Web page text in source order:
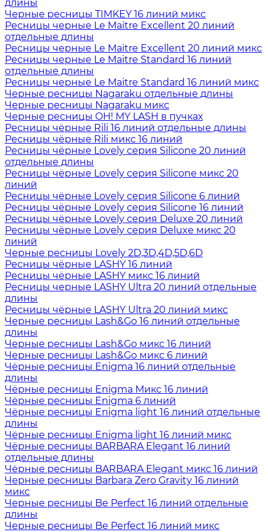
длины
Черные ресницы TIMKEY 16 линий микс
Ресницы черные Le Maitre Excellent 20 линий
отдельные длины
Ресницы черные Le Maitre Excellent 20 линий микс
Ресницы черные Le Maitre Standard 16 линий
отдельные длины
Ресницы черные Le Maitre Standard 16 линий микс
Черные ресницы Nagaraku отдельные длины
Черные ресницы Nagaraku микс
Черные ресницы OH! MY LASH в пучках
Ресницы чёрные Rili 16 линий отдельные длины
Ресницы чёрные Rili микс 16 линий
Ресницы чёрные Lovely серия Silicone 20 линий
отдельные длины
Ресницы чёрные Lovely серия Silicone микс 20
линий
Ресницы чёрные Lovely серия Silicone 6 линий
Ресницы чёрные Lovely серия Silicone 16 линий
Ресницы чёрные Lovely серия Deluxe 20 линий
Ресницы чёрные Lovely серия Deluxe микс 20
линий
Черные ресницы Lovely 2D,3D,4D,5D,6D
Ресницы чёрные LASHY 16 линий
Ресницы чёрные LASHY микс 16 линий
Ресницы черные LASHY Ultra 20 линий отдельные
длины
Ресницы чёрные LASHY Ultra 20 линий микс
Черные ресницы Lash&Go 16 линий отдельные
длины
Черные ресницы Lash&Go микс 16 линий
Черные ресницы Lash&Go микс 6 линий
Чёрные ресницы Enigma 16 линий отдельные
длины
Чёрные ресницы Enigma Микс 16 линий
Чёрные ресницы Enigma 6 линий
Чёрные ресницы Enigma light 16 линий отдельные
длины
Чёрные ресницы Enigma light 16 линий микс
Чёрные ресницы BARBARA Elegant 16 линий
отдельные длины
Чёрные ресницы BARBARA Elegant микс 16 линий
Черные ресницы Barbara Zero Gravity 16 линий
микс
Черные ресницы Be Perfect 16 линий отдельные
длины
Черные ресницы Be Perfect 16 линий микс